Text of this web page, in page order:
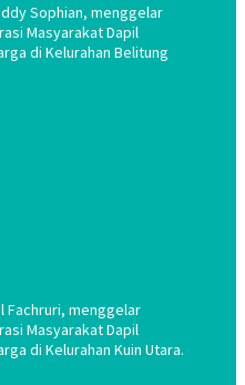
Sophian, menggelar
Masyarakat Dapil
di Kelurahan Belitung
Fachruri, menggelar
Masyarakat Dapil
di Kelurahan Kuin Utara.